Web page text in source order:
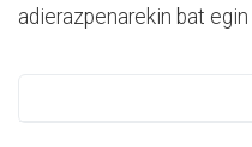
adierazpenarekin bat egin